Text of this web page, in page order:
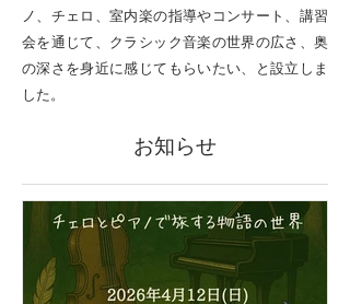
ノ、チェロ、室内楽の指導やコンサート、講習
会を通じて、クラシック音楽の世界の広さ、奥
の深さを身近に感じてもらいたい、と設立しま
した。
お知らせ